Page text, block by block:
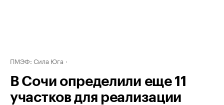
ПМЭФ: Сила Юга
В Сочи определили еще 11
участков для реализации